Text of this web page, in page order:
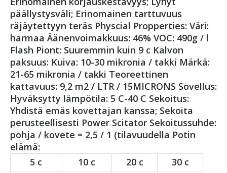
päällystysväli; Erinomainen tarttuvuus
räjäytettyyn teräs Physcial Propperties: Väri:
harmaa Äänenvoimakkuus: 46% VOC: 490g / l
Flash Piont: Suuremmin kuin 9 c Kalvon
paksuus: Kuiva: 10-30 mikronia / takki Märkä:
21-65 mikronia / takki Teoreettinen
kattavuus: 9,2 m2 / LTR / 15MICRONS Sovellus:
Hyväksytty lämpötila: 5 C-40 C Sekoitus:
Yhdistä emäs kovettajan kanssa; Sekoita
perusteellisesti Power Scitator Sekoitussuhde:
pohja / kovete = 2,5 / 1 (tilavuudella Potin
elämä:
5 c
10 c 20 c
30 c